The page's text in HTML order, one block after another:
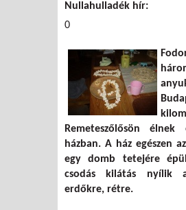
Nullahulladék hír:
0
Remeteszőlősön élnek
házban. A ház egészen
egy domb tetejére
csodás kilátás nyílik
erdőkre, rétre.